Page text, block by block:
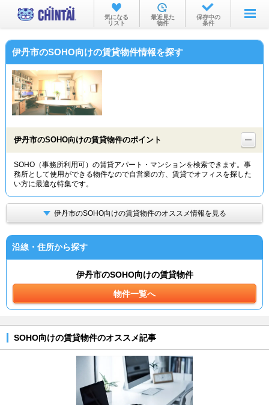
お部屋を探す
沿線・駅から
物件特集から
TOP
気になる
リスト
最近見た
物件
保存中の
条件
伊丹市のSOHO向けの賃貸物件情報を探す
伊丹市のSOHO向けの賃貸物件のポイント
SOHO（事務所利用可）の賃貸アパート・マンションを検索できます。事
務所として使用ができる物件なので自営業の方、賃貸でオフィスを探した
い方に最適な特集です。
伊丹市のSOHO向けの賃貸物件のオススメ情報を見る
沿線・住所から探す
伊丹市のSOHO向けの賃貸物件
物件一覧へ
SOHO向けの賃貸物件のオススメ記事